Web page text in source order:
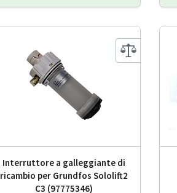
Interruttore a galleggiante di
ricambio per Grundfos Sololift2
C3 (97775346)